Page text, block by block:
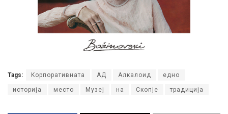
Tags: Kорпоративната АД Алкалоид едно
историја место Музеј на Скопје традиција